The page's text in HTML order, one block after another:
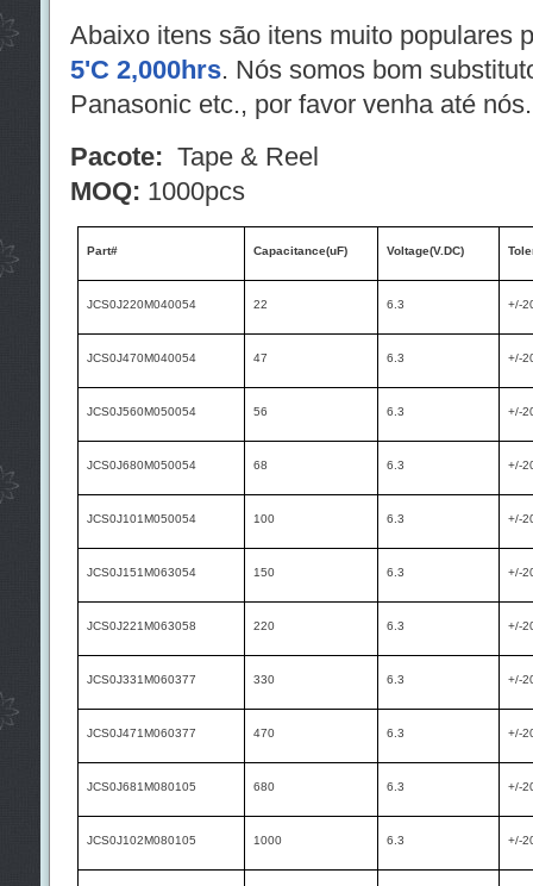
Abaixo itens são itens muito populares
5'C 2,000hrs. Nós somos bom
Panasonic etc., por favor venha até nós.
Pacote: Tape & Reel
MOQ: 1000pcs
Part# Capacitance(uF) Voltage(V.DC)
JCS0J220M040054 22 6.3 +/-
JCS0J470M040054 47 6.3 +/-
JCS0J560M050054 56 6.3 +/-
JCS0J680M050054 68 6.3 +/-
JCS0J101M050054 100 6.3 +/-
JCS0J151M063054 150 6.3 +/-
JCS0J221M063058 220 6.3 +/-
JCS0J331M060377 330 6.3 +/-
JCS0J471M060377 470 6.3 +/-
JCS0J681M080105 680 6.3 +/-
JCS0J102M080105 1000 6.3 +/-